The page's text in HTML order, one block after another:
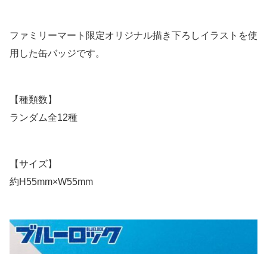
ファミリーマート限定オリジナル描き下ろしイラストを使
用した缶バッジです。
【種類数】
ランダム全12種
【サイズ】
約H55mm×W55mm